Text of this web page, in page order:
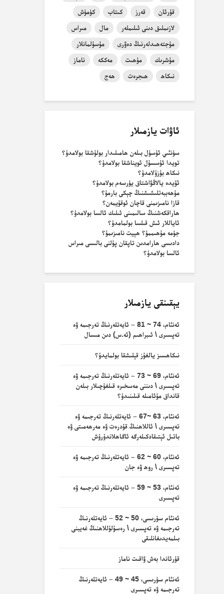
قۇرئان قەرز كىتاب
كۈمۈش
لازىملىق دىنى ئىلىملەر
مال
مىراس
مۇجتەھىدلەرنىڭ دەۋرى
مۇسۇلمانلار
مۇشرىك
مۇھىت مەككە
ناماز
نىكاھ
ھىجرەت ھەج
ئاۋات يازمىلار
سۈنئىي ئۇسۇل بىلەن ھامىلىدار بولۇشقا بولامدۇ؟
تويدا ئۇسسۇل ئويناشقا بولامدۇ؟
نىكاھ بۇزۇلامدۇ؟
ئۆيدە يالاڭۋاشتاق يۈرسەم بولامدۇ؟
مۇھەببەتلىشىشنىڭ چېكى بارمۇ؟
قازا نامىزىمنى قاچان ئوقۇيمەن؟
ھاراقكەشنىڭ سالىمىنى ئىلىك ئالسا بولامدۇ؟
ئاياللار ئىش قىلسا بولمامدۇ؟
جۈمە مۇھىممۇ؟ ھېيت نامىزىمۇ؟
دادىسى ھارامدىن تاپقان پۇلنى بالىسى مىراس
ئالسا بولامدۇ؟
يېقىنقى يازمىلار
ئەنئام، 74 ~ 81 – ئايەتلەرنىڭ تەرجىمە ۋە
تەپسىرى \ ئىبراھىم (ئە.س) دىن مىسال
نىكاھسىز يالغۇز قېلىشقا بولمايدۇ؟
ئەنئام، 69 ~ 73 – ئايەتلەرنىڭ تەرجىمە ۋە
تەپسىرى \ دىننى مەسخىرە قىلغۇچىلار بىلەن
قانداق مۇئامىلە قىلىنىدۇ؟
ئەنئام، 63 ~67 – ئايەتلەرنىڭ تەرجىمە ۋە
تەپسىرى \ ئاللاھنىڭ قۇدرەت ۋە مەرھەمىتى ۋە
باتىل ئېتىقادكىلەرگە ئاگاھلاندۇرۇش
ئەنئام، 60 ~ 62 – ئايەتلەرنىڭ تەرجىمە ۋە
تەپسىرى \ روھ ۋە جان
ئەنئام، 53 ~ 59 – ئايەتلەرنىڭ تەرجىمە ۋە
تەپسىرى
ئەنئام سۈرىسى، 50 ~ 52 – ئايەتلەرنىڭ
تەرجىمە ۋە تەپسىرى \ رەسۇلۇللاھنىڭ غەيبنى
بىلمەيدىغانلىقى
قۇرئاندا بەش ۋاقىت ناماز
ئەنئام سۈرىسى، 45 ~ 49 – ئايەتلەرنىڭ
تەرجىمە ۋە تەپسىرى